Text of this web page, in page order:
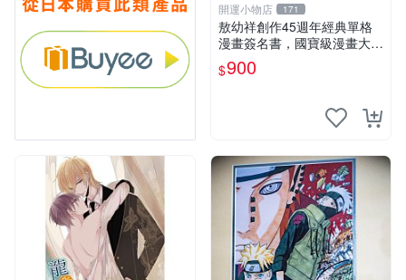
開運小物店 171
敖幼祥創作45週年經典單格
漫畫簽名書，國寶級漫畫大師
創作45週年且有大師 親筆簽
名 值得收藏
$900